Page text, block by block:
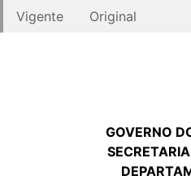
Vigente Original
GOVERNO